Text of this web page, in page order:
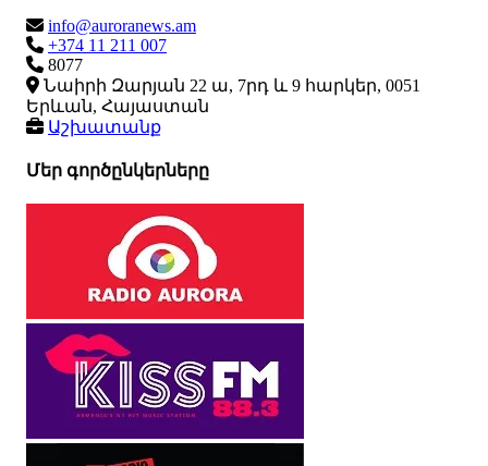
info@auroranews.am
+374 11 211 007
8077
Նաիրի Զարյան 22 ա, 7րդ և 9 հարկեր, 0051
Երևան, Հայաստան
Աշխատանք
Մեր գործընկերները